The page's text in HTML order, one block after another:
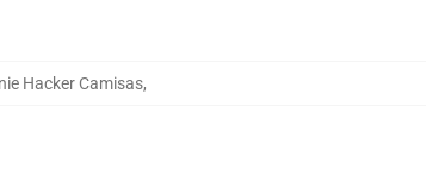
Hacker Camisas,